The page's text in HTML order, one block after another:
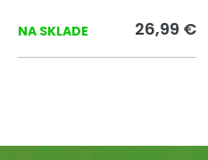
NA SKLADE 26,99 €